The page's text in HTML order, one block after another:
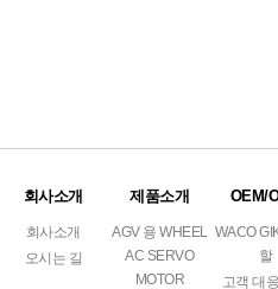
회사소개
회사소개
오시는 길
제품소개
AGV 용 WHEEL
AC SERVO
MOTOR
OEM/
WACO
할
고객 대